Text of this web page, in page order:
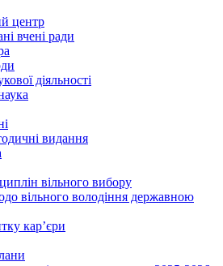
центр
вчені ради
діяльності
видання
вільного вибору
вільного володіння державною
кар’єри